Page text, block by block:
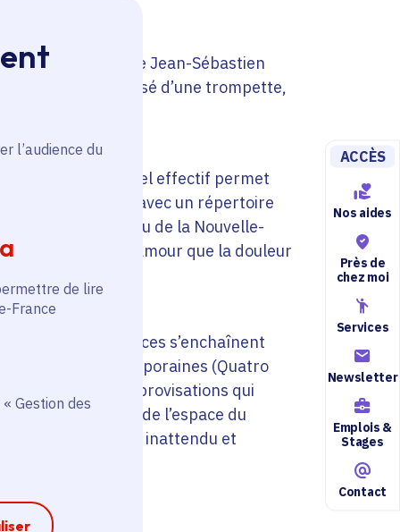
l’audience du
de lire
France
Gestion des
ACCÈS
Nos aides
Près de
chez moi
Services
Newsletter
Emplois &
Stages
Contact
pour clavier de Jean-Sébastien
composé d’une trompette,
baroque pour un tel effectif permet
avec un répertoire
des Balkans ou de la Nouvelle-
la douceur de l’amour que la douleur
où toutes les pièces s’enchaînent
contemporaines (Quatro
et par des improvisations qui
appropriation de l’espace du
sonore parfois inattendu et